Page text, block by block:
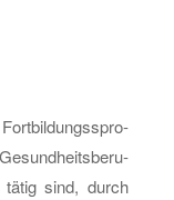
sind, durch